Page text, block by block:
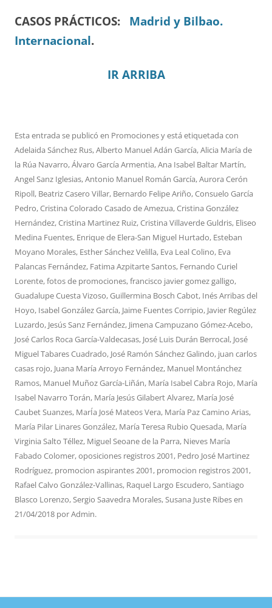
CASOS PRÁCTICOS: Madrid y Bilbao.
Internacional.
IR ARRIBA
Esta entrada se publicó en Promocionesy está etiquetada con
Adelaida Sánchez Rus,Alberto Manuel Adán García,Alicia María de
la Rúa Navarro,Álvaro García Armentia,Ana Isabel Baltar Martín,
Angel Sanz Iglesias,Antonio Manuel Román García,Aurora Cerón
Ripoll, Beatriz Casero Villar, Bernardo Felipe Ariño,Consuelo García
Pedro,Cristina Colorado Casado de Amezua,Cristina González
Hernández,Cristina Martinez Ruiz,Cristina Villaverde Guldris, Eliseo
Medina Fuentes, Enrique de Elera-San Miguel Hurtado, Esteban
Moyano Morales, Esther Sánchez Velilla, Eva Leal Colino, Eva
Palancas Fernández, Fatima Azpitarte Santos, Fernando Curiel
Lorente,fotos de promociones,francisco javier gomez galligo,
Guadalupe Cuesta Vizoso,Guillermina Bosch Cabot, Inés Arribas del
Hoyo, Isabel González García, Jaime Fuentes Corripio, Javier Regúlez
Luzardo, Jesús Sanz Fernández, Jimena Campuzano Gómez-Acebo,
José Carlos Roca García-Valdecasas, José Luis Durán Berrocal, José
Miguel Tabares Cuadrado, José Ramón Sánchez Galindo, juan carlos
casas rojo, Juana María Arroyo Fernández, Manuel Montánchez
Ramos, Manuel Muñoz García-Liñán, María Isabel Cabra Rojo, María
Isabel Navarro Torán, María Jesús Gilabert Alvarez, María José
Caubet Suanzes, MarÍa José Mateos Vera, María Paz Camino Arias,
María Pilar Linares González, María Teresa Rubio Quesada, María
Virginia Salto Téllez, Miguel Seoane de la Parra, Nieves María
Fabado Colomer,oposiciones registros 2001, Pedro José Martinez
Rodríguez, promocion aspirantes 2001, promocion registros 2001,
Rafael Calvo González-Vallinas, Raquel Largo Escudero,Santiago
Blasco Lorenzo,Sergio Saavedra Morales,Susana Juste Ribesen
21/04/2018 porAdmin.